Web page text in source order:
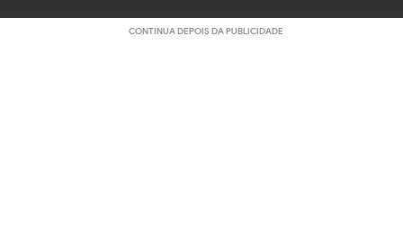
CONTINUA DEPOIS DA PUBLICIDADE